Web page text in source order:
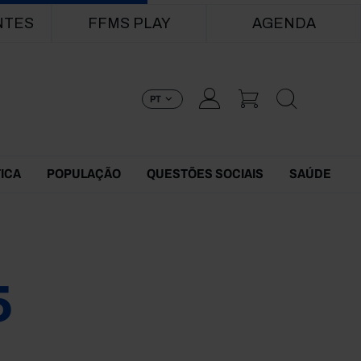
FFMS PLAY AGENDA
PT
POPULAÇÃO QUESTÕES SOCIAIS SAÚDE